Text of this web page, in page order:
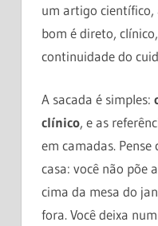
um artigo científico,
bom é direto,
continuidade do
A sacada é simples:
clínico, e as
em camadas.
casa: você não põe
cima da mesa do
fora. Você deixa